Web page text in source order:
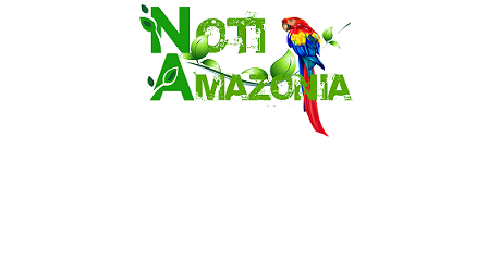
Saltar
implicados en caso de Alison,
oriunda de Tena
Vozinha, el arquero sensación de
cabo Verde, ya llegó para
incorporarse a Colo Colo de Chile
Pastaza: la parroquia Diez de
Agosto eligió a su nueva reina por